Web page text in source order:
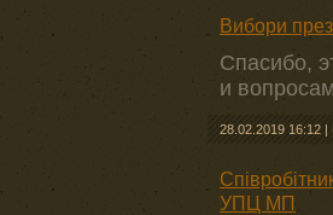
Вибори
Спасибо,
и
28.02.2019 16:12 |
УПЦ МП